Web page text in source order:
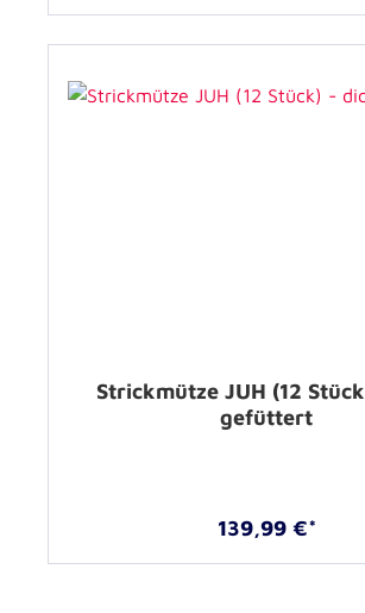
Strickmütze JUH (12
gefüttert
139,99 €*